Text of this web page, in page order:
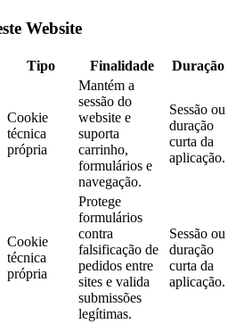
Website
Tipo Finalidade Duração
Cookie
técnica
própria
Mantém a
sessão do
website e
suporta
carrinho,
formulários e
navegação.
Sessão ou
duração
curta da
aplicação.
Cookie
técnica
própria
Protege
formulários
contra
falsificação de
pedidos entre
sites e valida
submissões
legítimas.
Sessão ou
duração
curta da
aplicação.